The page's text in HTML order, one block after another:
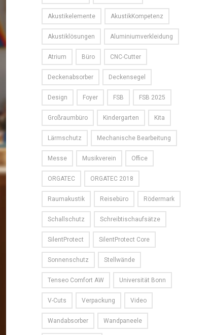
Akustikelemente AkustikKompetenz
Akustiklösungen Aluminiumverkleidung
Atrium Büro CNC-Cutter
Deckenabsorber Deckensegel
Design Foyer FSB FSB 2025
Großraumbüro Kindergarten Kita
Lärmschutz Mechanische Bearbeitung
Messe Musikverein Office
ORGATEC ORGATEC 2018
Raumakustik Reisebüro Rödermark
Schallschutz Schreibtischaufsätze
SilentProtect SilentProtect Core
Sonnenschutz Stellwände
Tenseo Comfort AW Universität Bonn
V-Cuts Verpackung Video
Wandabsorber Wandpaneele